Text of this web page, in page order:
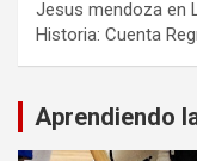
Jesus mendoza en
Historia: Cuenta
Aprendiendo